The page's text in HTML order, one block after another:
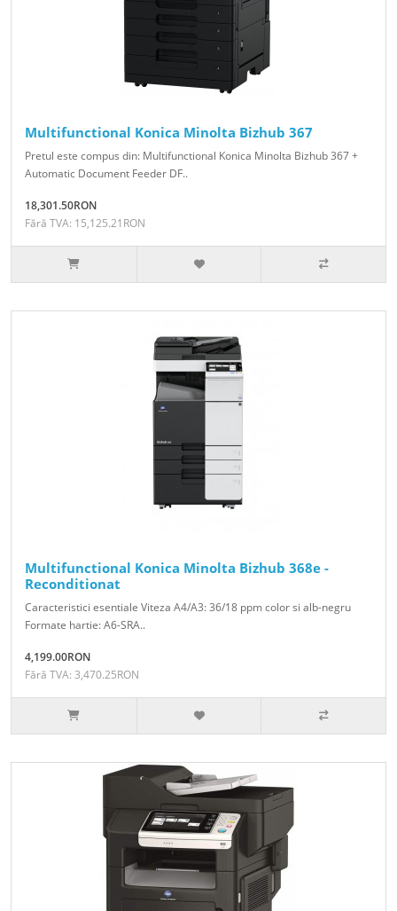
Multifunctional Konica Minolta Bizhub 367
Pretul este compus din: Multifunctional Konica Minolta Bizhub 367 +
Automatic Document Feeder DF..
18,301.50RON
Fără TVA: 15,125.21RON
Multifunctional Konica Minolta Bizhub 368e -
Reconditionat
Caracteristici esentiale Viteza A4/A3: 36/18 ppm color si alb-negru
Formate hartie: A6-SRA..
4,199.00RON
Fără TVA: 3,470.25RON